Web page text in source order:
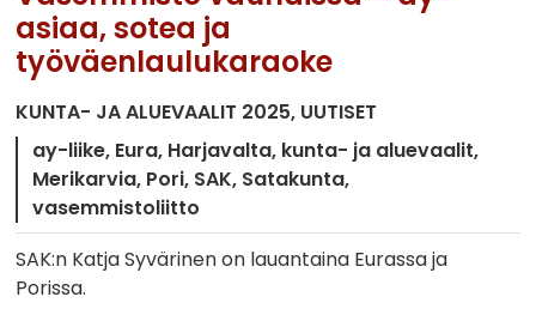
asiaa, sotea ja
työväenlaulukaraoke
KUNTA- JA ALUEVAALIT 2025 UUTISET
ay-liike Eura Harjavalta kunta- ja aluevaalit
Merikarvia Pori SAK Satakunta
vasemmistoliitto
SAK:n Katja Syvärinen on lauantaina Eurassa ja
Porissa.